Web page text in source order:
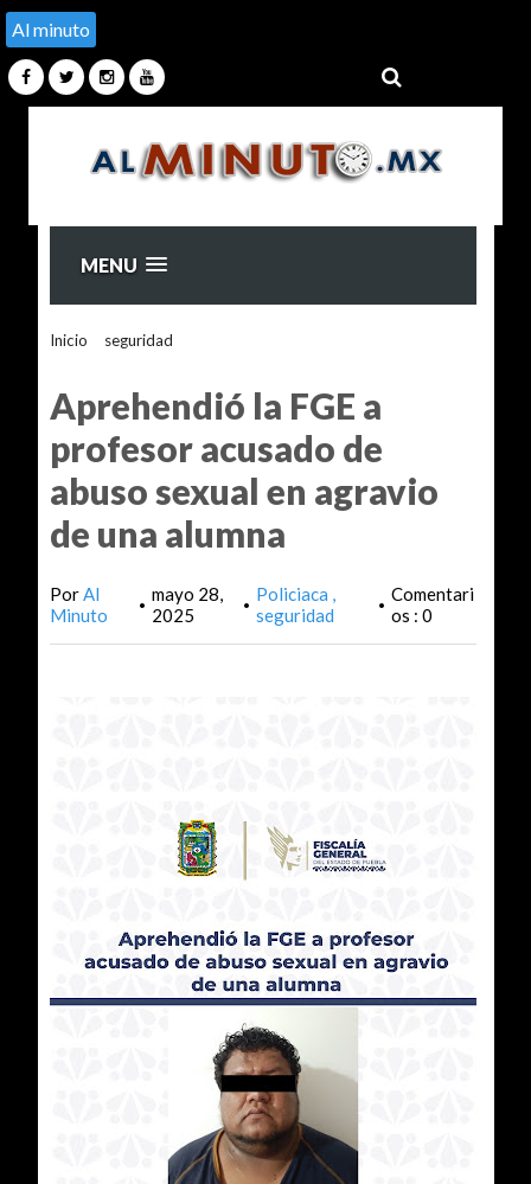
Al minuto
MENU
Inicio seguridad
Aprehendió la FGE a
profesor acusado de
abuso sexual en agravio
de una alumna
PorAl
Minuto
• mayo 28,
2025
• Policiaca
seguridad
• Comentari
os : 0